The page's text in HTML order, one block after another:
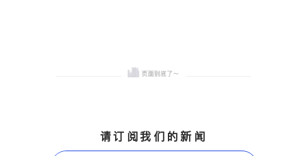
请订阅我们的新闻